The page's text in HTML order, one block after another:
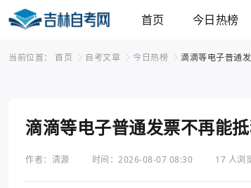
首页 今日热榜
当前位置： 首页 自考文章 今日热榜 滴滴等电子普通
滴滴等电子普通发票不再能
作者：清源 时间：2026-08-07 08:30 17 人浏